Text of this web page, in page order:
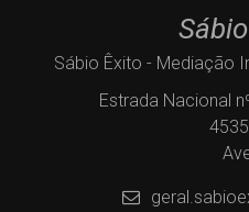
Sábio Êxito - Mediação
Estrada Nacional